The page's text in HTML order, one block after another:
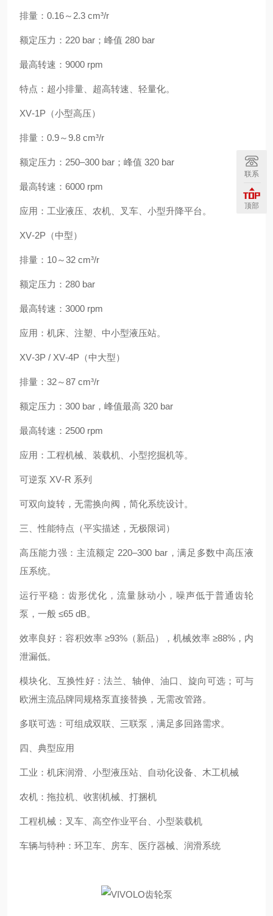
排量：0.16～2.3 cm³/r
额定压力：220 bar；峰值 280 bar
最高转速：9000 rpm
特点：超小排量、超高转速、轻量化。
XV‑1P（小型高压）
排量：0.9～9.8 cm³/r
额定压力：250–300 bar；峰值 320 bar
最高转速：6000 rpm
应用：工业液压、农机、叉车、小型升降平台。
XV‑2P（中型）
排量：10～32 cm³/r
额定压力：280 bar
最高转速：3000 rpm
应用：机床、注塑、中小型液压站。
XV‑3P / XV‑4P（中大型）
排量：32～87 cm³/r
额定压力：300 bar，峰值最高 320 bar
最高转速：2500 rpm
应用：工程机械、装载机、小型挖掘机等。
可逆泵 XV‑R 系列
可双向旋转，无需换向阀，简化系统设计。
三、性能特点（平实描述，无极限词）
高压能力强：主流额定 220–300 bar，满足多数中高压液
压系统。
运行平稳：齿形优化，流量脉动小，噪声低于普通齿轮
泵，一般 ≤65 dB。
效率良好：容积效率 ≥93%（新品），机械效率 ≥88%，内
泄漏低。
模块化、互换性好：法兰、轴伸、油口、旋向可选；可与
欧洲主流品牌同规格泵直接替换，无需改管路。
多联可选：可组成双联、三联泵，满足多回路需求。
四、典型应用
工业：机床润滑、小型液压站、自动化设备、木工机械
农机：拖拉机、收割机械、打捆机
工程机械：叉车、高空作业平台、小型装载机
车辆与特种：环卫车、房车、医疗器械、润滑系统
联系
顶部